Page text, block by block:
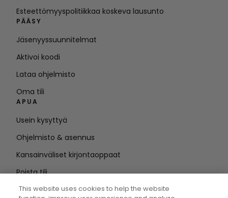
Esteettömyyspolitiikkaa koskeva lausunto
PÄÄSY
Jäsenyyssuunnitelmat
Aktivoi koodi
Lataa ohjelmisto
Oma tili
APUA
Usein kysyttyä
Ohjelmisto & asennus
Kansainväliset kirjontaoppaat
Poista tili
This website uses cookies to help the website